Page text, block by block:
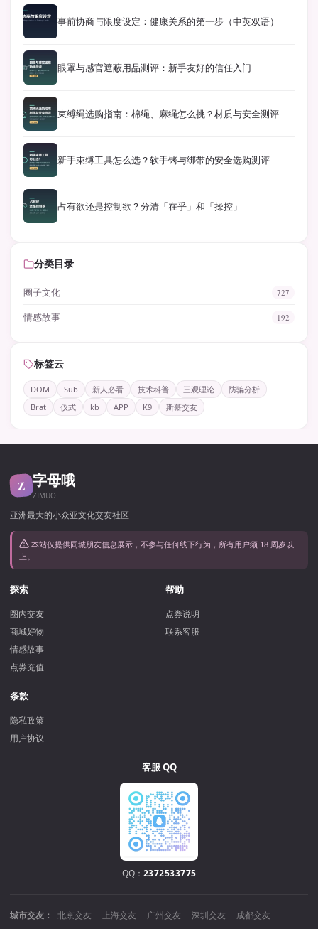
事前协商与限度设定：健康关系的第一步（中英双语）
眼罩与感官遮蔽用品测评：新手友好的信任入门
束缚绳选购指南：棉绳、麻绳怎么挑？材质与安全测评
新手束缚工具怎么选？软手铐与绑带的安全选购测评
占有欲还是控制欲？分清「在乎」和「操控」
分类目录
圈子文化 727
情感故事 192
标签云
DOM Sub 新人必看 技术科普 三观理论
防骗分析
Brat
仪式 kb APP K9 斯慕交友
Z 字母哦
ZIMUO
亚洲最大的小众亚文化交友社区
本站仅提供同城朋友信息展示，不参与任何线下行为，所有用户须 18 周岁以
上。
探索
圈内交友
商城好物
情感故事
点券充值
帮助
点券说明
联系客服
条款
隐私政策
用户协议
客服 QQ
QQ： 2372533775
城市交友： 北京交友 上海交友 广州交友 深圳交友
成都交友